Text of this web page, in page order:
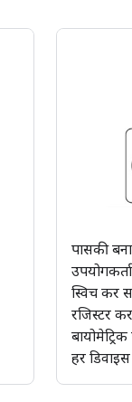
पासकी
स्विच कर
रजिस्टर
हर